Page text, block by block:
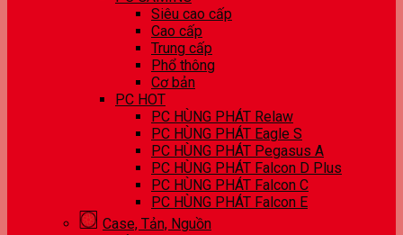
Siêu cao cấp
Cao cấp
Trung cấp
Phổ thông
Cơ bản
PC HOT
PC HÙNG PHÁT Relaw
PC HÙNG PHÁT Eagle S
PC HÙNG PHÁT Pegasus A
PC HÙNG PHÁT Falcon D Plus
PC HÙNG PHÁT Falcon C
PC HÙNG PHÁT Falcon E
Case, Tản, Nguồn